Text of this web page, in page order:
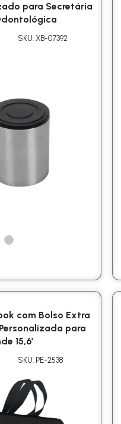
para Secretária
SKU: XB-07392
com Bolso Extra
para
15,6′
SKU: PE-2538